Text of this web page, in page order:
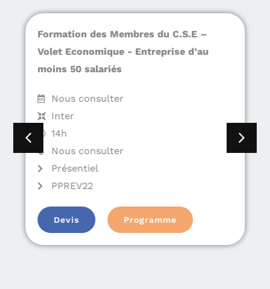
Formation des Membres du C.S.E –
Volet Economique - Entreprise d’au
moins 50 salariés
Nous consulter
Inter
14h
Nous consulter
Présentiel
PPREV22
Devis Programme